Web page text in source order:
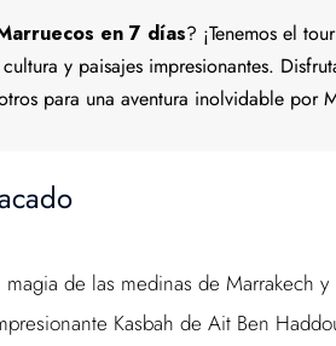
en 7 días? ¡Tenemos el
y paisajes impresionantes.
para una aventura inolvidable por
magia de las medinas de Marrakech
Kasbah de Ait Ben